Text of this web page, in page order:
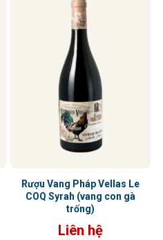
Rượu Vang Pháp Vellas Le
COQ Syrah (vang con gà
trống)
Liên hệ